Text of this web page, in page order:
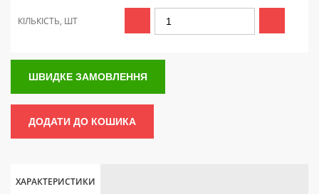
КІЛЬКІСТЬ, ШТ
ШВИДКЕ ЗАМОВЛЕННЯ
ДОДАТИ ДО КОШИКА
ХАРАКТЕРИСТИКИ